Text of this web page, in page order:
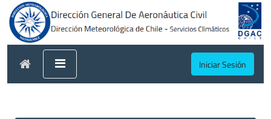
Iniciar Sesión